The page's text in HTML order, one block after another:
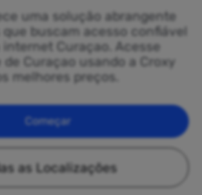
uma solução abrangente
buscam acesso confiável
internet Curaçao. Acesse
Curaçao usando a Croxy
melhores preços.
Começar
as Localizações